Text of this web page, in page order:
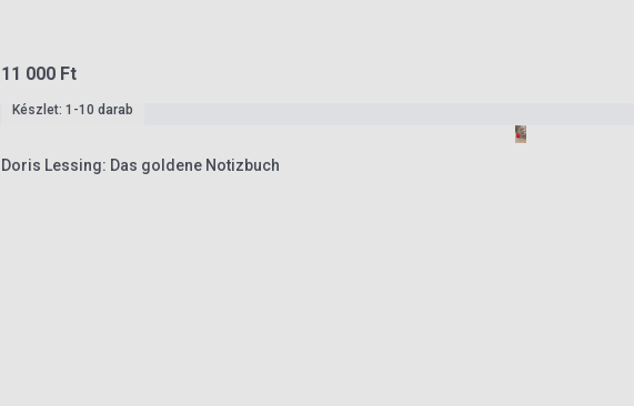
11 000 Ft
Készlet: 1-10 darab
Doris Lessing: Das goldene Notizbuch